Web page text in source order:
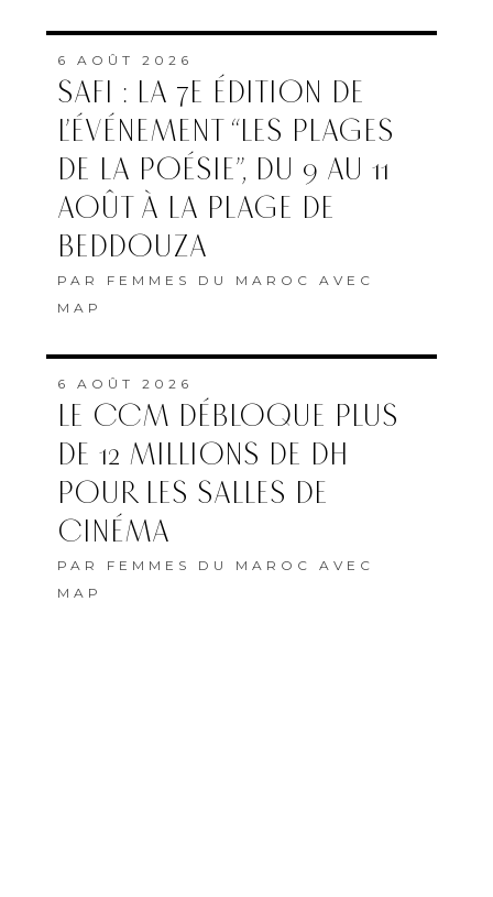
6 AOÛT 2026
SAFI : LA 7E ÉDITION DE
L’ÉVÉNEMENT “LES PLAGES
DE LA POÉSIE”, DU 9 AU 11
AOÛT À LA PLAGE DE
BEDDOUZA
PAR FEMMES DU MAROC AVEC
MAP
6 AOÛT 2026
LE CCM DÉBLOQUE PLUS
DE 12 MILLIONS DE DH
POUR LES SALLES DE
CINÉMA
PAR FEMMES DU MAROC AVEC
MAP